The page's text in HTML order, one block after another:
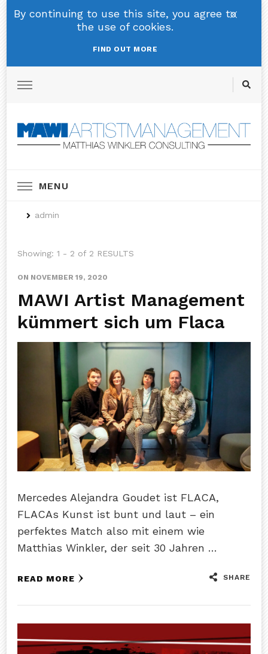
By continuing to use this site, you agree to
the use of cookies.
FIND OUT MORE
MENU
admin
Showing: 1 - 2 of 2 RESULTS
ON NOVEMBER 19, 2020
MAWI Artist Management
kümmert sich um Flaca
Mercedes Alejandra Goudet ist FLACA,
FLACAs Kunst ist bunt und laut – ein
perfektes Match also mit einem wie
Matthias Winkler, der seit 30 Jahren …
READ MORE SHARE